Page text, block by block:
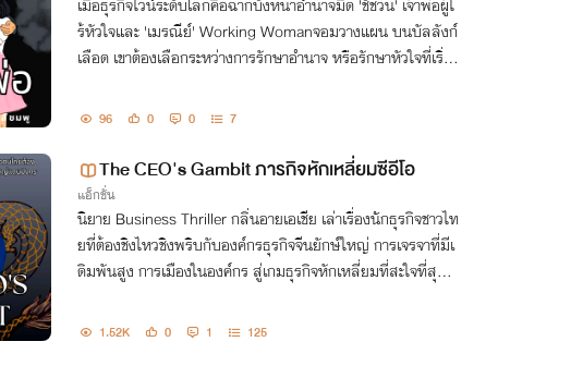
เมื่อธุรกิจไวน์ระดับโลกคือฉากบังหน้าอำนาจมืด 'ชัชวิน' เจ้าพ่อผู้ไ
ร้หัวใจและ 'เมรณีย์' Working Womanจอมวางแผน บนบัลลังก์
เลือด เขาต้องเลือกระหว่างการรักษาอำนาจ หรือรักษาหัวใจที่เริ่ม
96 0 0 7
The CEO's Gambit ภารกิจหักเหลี่ยมซีอีโอ
แอ็กชั่น
นิยาย Business Thriller กลิ่นอายเอเชีย เล่าเรื่องนักธุรกิจชาวไท
ยที่ต้องชิงไหวชิงพริบกับองค์กรธุรกิจจีนยักษ์ใหญ่ การเจรจาที่มีเ
ดิมพันสูง การเมืองในองค์กร สู่เกมธุรกิจหักเหลี่ยมที่สะใจที่สุดแ
1.52K 0 1 125